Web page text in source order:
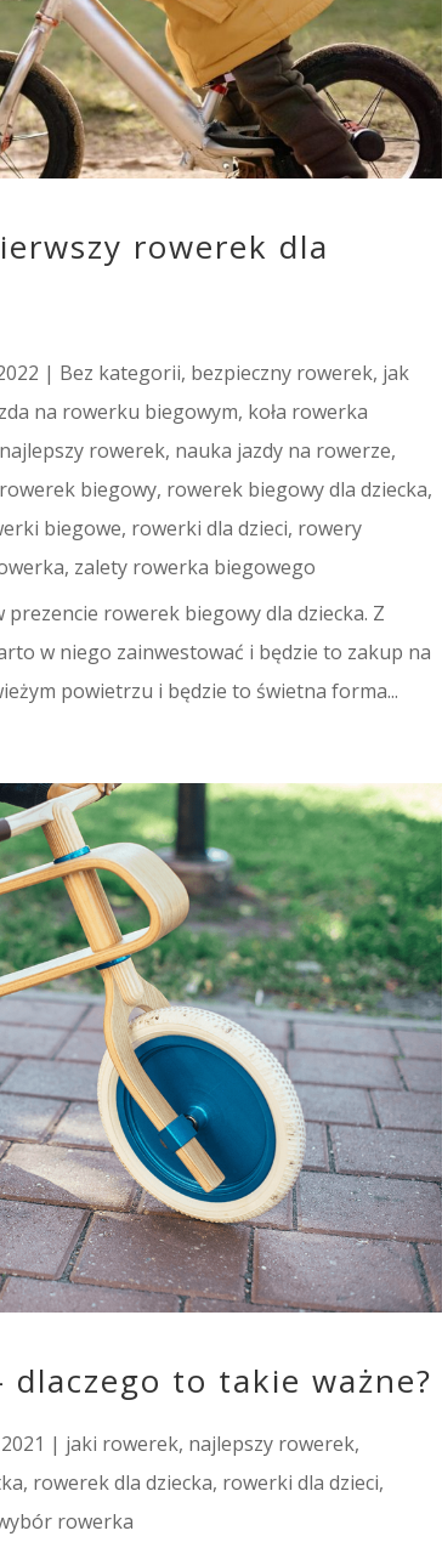
rowerek dla
| Bez kategorii, bezpieczny rowerek, jak
na rowerku biegowym, koła rowerka
najlepszy rowerek, nauka jazdy na rowerze,
rowerek biegowy, rowerek biegowy dla dziecka,
biegowe, rowerki dla dzieci, rowery
, zalety rowerka biegowego
rowerek biegowy dla dziecka. Z
w niego zainwestować i będzie to zakup na
powietrzu i będzie to świetna forma...
to takie ważne?
| jaki rowerek, najlepszy rowerek,
, rowerek dla dziecka, rowerki dla dzieci,
rowerka